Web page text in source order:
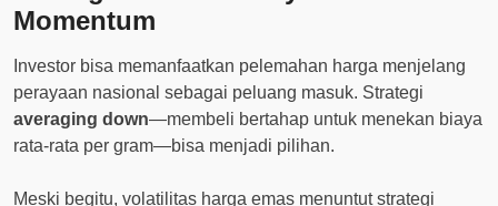
Momentum
Investor bisa memanfaatkan pelemahan harga menjelang
perayaan nasional sebagai peluang masuk. Strategi
averaging down—membeli bertahap untuk menekan biaya
rata-rata per gram—bisa menjadi pilihan.
Meski begitu, volatilitas harga emas menuntut strategi